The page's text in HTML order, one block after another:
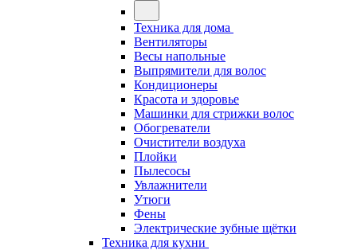
Техника для дома
Вентиляторы
Весы напольные
Выпрямители для волос
Кондиционеры
Красота и здоровье
Машинки для стрижки волос
Обогреватели
Очистители воздуха
Плойки
Пылесосы
Увлажнители
Утюги
Фены
Электрические зубные щётки
Техника для кухни